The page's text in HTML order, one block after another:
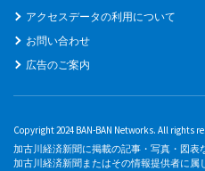
アクセスデータの利用について
お問い合わせ
広告のご案内
Copyright 2024 BAN-BAN Networks. All rights
加古川経済新聞に掲載の記事・写真・図表
加古川経済新聞またはその情報提供者に属